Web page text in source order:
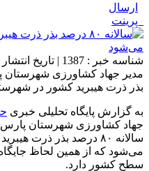
ارسال
پرینت
شناسه خبر : 1387 | تاریخ انتشار : 29 آوریل 2019 - 7:56 |
بذر ذرت هیبرید کشور در
به گزارش پایگاه تحلیلی خبری
جهاد کشاورزی شهرستان پارس
سالانه ۸۰ درصد بذر ذرت
می‌شود که از همین لحاظ
سطح کشور دارد.